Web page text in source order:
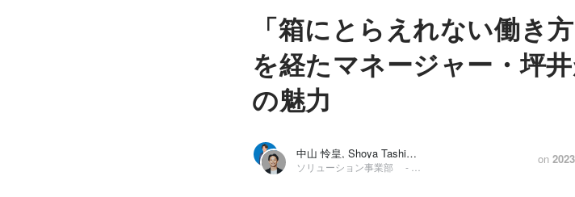
「箱にとらえれない働き
を経たマネージャー・坪
の魅力
中山 怜皇, Shoya Tashima on